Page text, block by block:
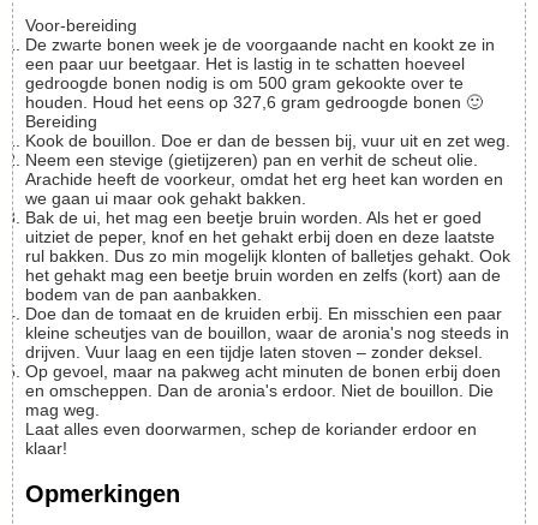
Voor-bereiding
De zwarte bonen week je de voorgaande nacht en kookt ze in
een paar uur beetgaar. Het is lastig in te schatten hoeveel
gedroogde bonen nodig is om 500 gram gekookte over te
houden. Houd het eens op 327,6 gram gedroogde bonen 🙂
Bereiding
Kook de bouillon. Doe er dan de bessen bij, vuur uit en zet weg.
Neem een stevige (gietijzeren) pan en verhit de scheut olie.
Arachide heeft de voorkeur, omdat het erg heet kan worden en
we gaan ui maar ook gehakt bakken.
Bak de ui, het mag een beetje bruin worden. Als het er goed
uitziet de peper, knof en het gehakt erbij doen en deze laatste
rul bakken. Dus zo min mogelijk klonten of balletjes gehakt. Ook
het gehakt mag een beetje bruin worden en zelfs (kort) aan de
bodem van de pan aanbakken.
Doe dan de tomaat en de kruiden erbij. En misschien een paar
kleine scheutjes van de bouillon, waar de aronia's nog steeds in
drijven. Vuur laag en een tijdje laten stoven – zonder deksel.
Op gevoel, maar na pakweg acht minuten de bonen erbij doen
en omscheppen. Dan de aronia's erdoor. Niet de bouillon. Die
mag weg.
Laat alles even doorwarmen, schep de koriander erdoor en
klaar!
Opmerkingen